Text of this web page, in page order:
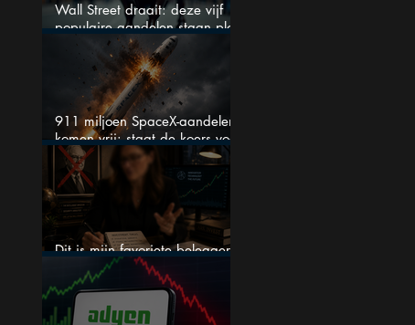
Wall Street draait: deze vijf
populaire aandelen staan plots
onder spanning
911 miljoen SpaceX-aandelen
komen vrij: staat de koers voor
een nieuwe crash?
Dit is mijn favoriete belegger…
en het is niet Warren Buffett